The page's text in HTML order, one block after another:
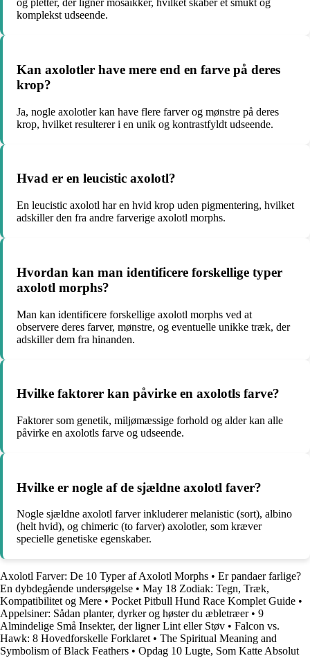
og pletter, der ligner mosaikker, hvilket skaber et smukt og
komplekst udseende.
Kan axolotler have mere end en farve på deres
krop?
Ja, nogle axolotler kan have flere farver og mønstre på deres
krop, hvilket resulterer i en unik og kontrastfyldt udseende.
Hvad er en leucistic axolotl?
En leucistic axolotl har en hvid krop uden pigmentering, hvilket
adskiller den fra andre farverige axolotl morphs.
Hvordan kan man identificere forskellige typer
axolotl morphs?
Man kan identificere forskellige axolotl morphs ved at
observere deres farver, mønstre, og eventuelle unikke træk, der
adskiller dem fra hinanden.
Hvilke faktorer kan påvirke en axolotls farve?
Faktorer som genetik, miljømæssige forhold og alder kan alle
påvirke en axolotls farve og udseende.
Hvilke er nogle af de sjældne axolotl faver?
Nogle sjældne axolotl farver inkluderer melanistic (sort), albino
(helt hvid), og chimeric (to farver) axolotler, som kræver
specielle genetiske egenskaber.
Axolotl Farver: De 10 Typer af Axolotl Morphs • Er pandaer farlige?
En dybdegående undersøgelse • May 18 Zodiak: Tegn, Træk,
Kompatibilitet og Mere • Pocket Pitbull Hund Race Komplet Guide •
Appelsiner: Sådan planter, dyrker og høster du æbletræer• 9
Almindelige Små Insekter, der ligner Lint eller Støv • Falcon vs.
Hawk: 8 Hovedforskelle Forklaret • The Spiritual Meaning and
Symbolism of Black Feathers • Opdag 10 Lugte, Som Katte Absolut